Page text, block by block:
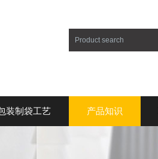
装制袋工艺 产品知识